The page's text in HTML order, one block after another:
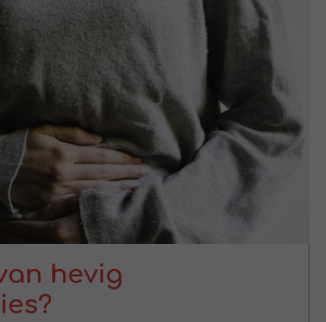
hevig